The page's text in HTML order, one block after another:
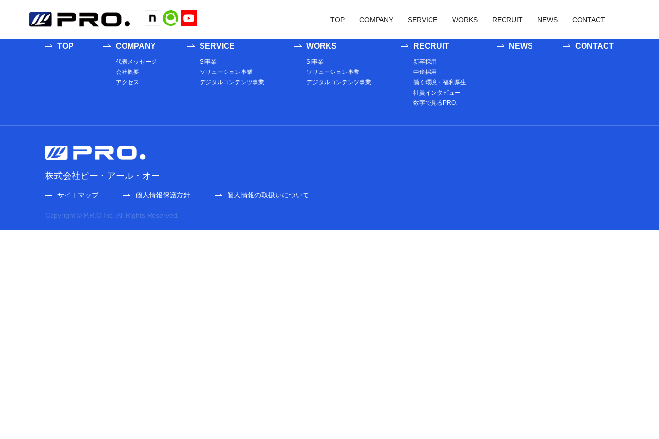
TOP COMPANY
会社概要
SERVICE
ソリューション事業
デジタルコンテンツ事業
WORKS
ソリューション事業
デジタルコンテンツ事業
RECRUIT NEWS CONTACT
する内容をここに記述する## ##記事の有無にかかわらず表示する内容をここに記述する##
TOP COMPANY
代表メッセージ
会社概要
アクセス
SERVICE
SI事業
ソリューション事業
デジタルコンテンツ事業
WORKS
SI事業
ソリューション事業
デジタルコンテンツ事業
RECRUIT
新卒採用
中途採用
働く環境・福利厚生
社員インタビュー
数字で見るPRO.
NEWS CONTACT
株式会社ピー・アール・オー
サイトマップ 個人情報保護方針 個人情報の取扱いについて
Copyright © P.R.O Inc. All Rights Reserved.